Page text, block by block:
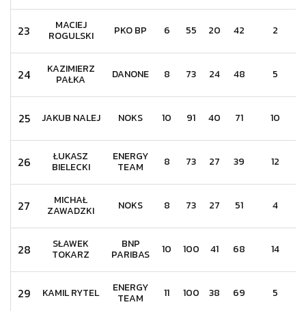
23 MACIEJ
ROGULSKI PKO BP 6 55 20 42 2
24 KAZIMIERZ
PAŁKA DANONE 8 73 24 48 5
25 JAKUB NALEJ NOKS 10 91 40 71 10
26 ŁUKASZ
BIELECKI
ENERGY
TEAM 8 73 27 39 12
27 MICHAŁ
ZAWADZKI NOKS 8 73 27 51 4
28 SŁAWEK
TOKARZ
BNP
PARIBAS 10 100 41 68 14
29 KAMIL RYTEL ENERGY
TEAM 11 100 38 69 5